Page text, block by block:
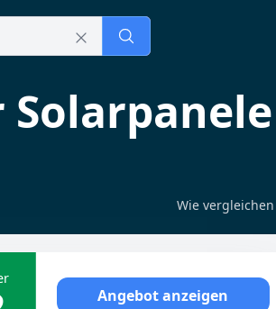
Wie
Angebot anzeigen